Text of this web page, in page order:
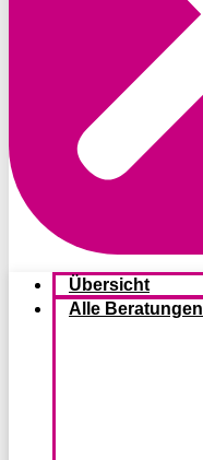
Übersicht
Alle Beratungen